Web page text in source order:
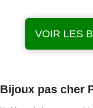
VOIR LES
Bijoux pas cher